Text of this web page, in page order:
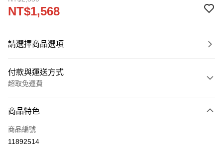
NT$1,568
請選擇商品選項
付款與運送方式
超取免運費
信用卡一次付款
LINE Pay
商品特色
商品編號
11892514